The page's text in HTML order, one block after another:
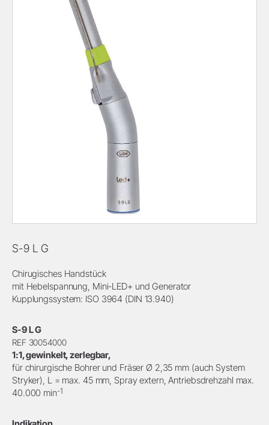
S-9 L G
Chirugisches Handstück
mit Hebelspannung, Mini-LED+ und Generator
Kupplungssystem: ISO 3964 (DIN 13.940)
S-9 L G
REF 30054000
1:1, gewinkelt, zerlegbar,
für chirurgische Bohrer und Fräser Ø 2,35 mm (auch System
Stryker), L = max. 45 mm, Spray extern, Antriebsdrehzahl max.
40.000 min-1